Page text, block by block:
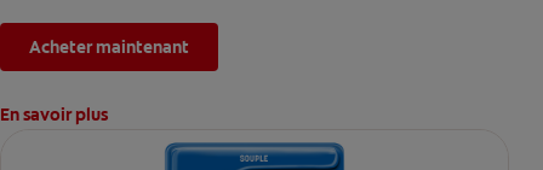
Acheter maintenant
En savoir plus